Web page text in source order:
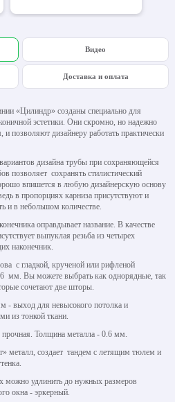
Видео
Доставка и оплата
«Цилиндр» созданы специально для
эстетики. Они скромно, но надежно
позволяют дизайнеру работать практически
дизайна трубы при сохраняющейся
позволяет сохранять стилистический
впишется в любую дизайнерскую основу
в пропорциях карниза присутствуют и
и в небольшом количестве.
оправдывает название. В качестве
выпуклая резьба из четырех
наконечник.
с гладкой, крученой или рифленой
мм. Вы можете выбрать как однорядные, так
сочетают две шторы.
- выход для невысокого потолка и
из тонкой ткани.
Толщина металла - 0.6 мм.
металл, создает тандем с летящим тюлем и
можно удлинить до нужных размеров
окна - эркерный.